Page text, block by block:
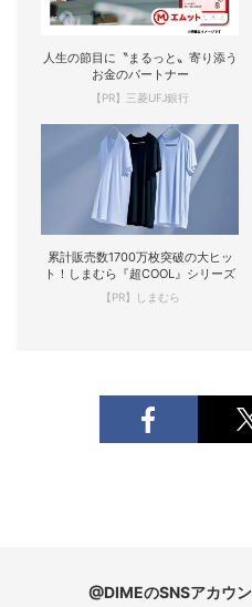
人生の節目に〝まるっと〟寄り添う
お金のパートナー
【PR】三菱UFJ銀行
累計販売数1700万枚突破の大ヒッ
ト！しまむら『超COOL』シリーズ
【PR】しまむら
@DIMEのSNSアカウ